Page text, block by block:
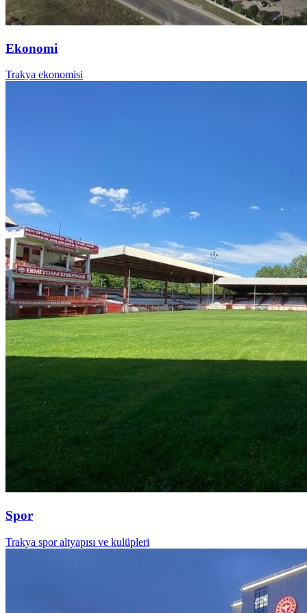
Ekonomi
Trakya ekonomisi
Spor
Trakya spor altyapısı ve kulüpleri